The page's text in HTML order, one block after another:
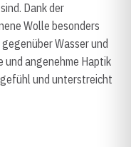
Dank der
Wolle besonders
Wasser und
und angenehme Haptik
und unterstreicht